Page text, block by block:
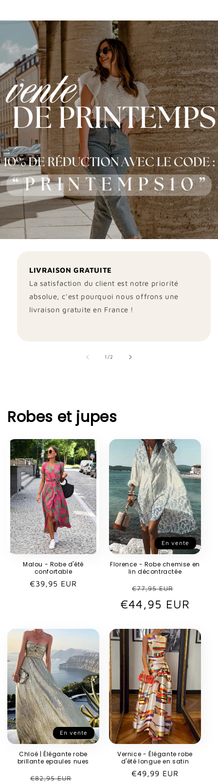
LIVRAISON GRATUITE
La satisfaction du client est notre priorité
absolue, c'est pourquoi nous offrons une
livraison gratuite en France !
1 /de2
Robes et jupes
Malou - Robe d'été
confortable
Prix
€39,95 EUR
En vente
Florence - Robe chemise en
lin décontractée
Prix
habituel
€77,95 EUR
€44,95 EUR
En vente
Chloé | Élégante robe
brillante epaules nues
Prix
€82,95 EUR
Vernice - Élégante robe
d'été longue en satin
Prix
€49,99 EUR